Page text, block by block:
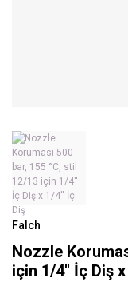
Falch
Nozzle
için 1/4'' İç Diş